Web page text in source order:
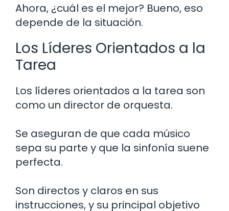
Ahora, ¿cuál es el mejor? Bueno, eso
depende de la situación.
Los Líderes Orientados a la
Tarea
Los líderes orientados a la tarea son
como un director de orquesta.
Se aseguran de que cada músico
sepa su parte y que la sinfonía suene
perfecta.
Son directos y claros en sus
instrucciones, y su principal objetivo